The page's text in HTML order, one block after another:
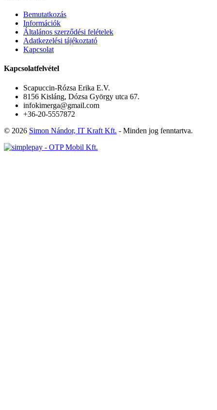
Bemutatkozás
Információk
Általános szerződési felételek
Adatkezelési tájékoztató
Kapcsolat
Kapcsolatfelvétel
Scapuccin-Rózsa Erika E.V.
8156 Kisláng, Dózsa György utca 67.
infokimerga@gmail.com
+36-20-5557872
© 2026 Simon Nándor, IT Kraft Kft. - Minden jog fenntartva.